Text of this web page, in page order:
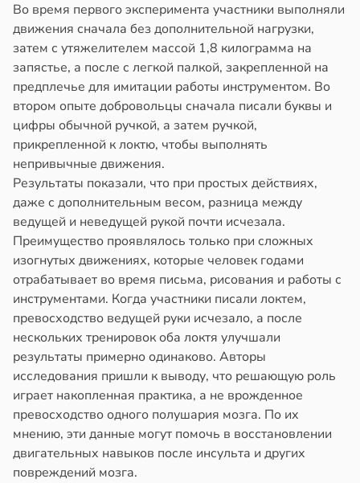
Во время первого эксперимента участники выполняли
движения сначала без дополнительной нагрузки,
затем с утяжелителем массой 1,8 килограмма на
запястье, а после с легкой палкой, закрепленной на
предплечье для имитации работы инструментом. Во
втором опыте добровольцы сначала писали буквы и
цифры обычной ручкой, а затем ручкой,
прикрепленной к локтю, чтобы выполнять
непривычные движения.
Результаты показали, что при простых действиях,
даже с дополнительным весом, разница между
ведущей и неведущей рукой почти исчезала.
Преимущество проявлялось только при сложных
изогнутых движениях, которые человек годами
отрабатывает во время письма, рисования и работы с
инструментами. Когда участники писали локтем,
превосходство ведущей руки исчезало, а после
нескольких тренировок оба локтя улучшали
результаты примерно одинаково. Авторы
исследования пришли к выводу, что решающую роль
играет накопленная практика, а не врожденное
превосходство одного полушария мозга. По их
мнению, эти данные могут помочь в восстановлении
двигательных навыков после инсульта и других
повреждений мозга.